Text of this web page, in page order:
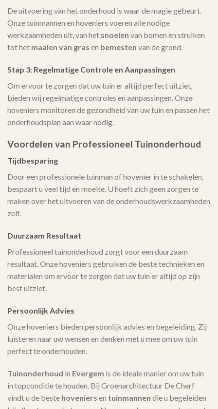
De uitvoering van het onderhoud is waar de magie gebeurt.
Onze tuinmannen en hoveniers voeren alle nodige
werkzaamheden uit, van het snoeien van bomen en struiken
tot het maaien van gras en bemesten van de grond.
Stap 3: Regelmatige Controle en Aanpassingen
Om ervoor te zorgen dat uw tuin er altijd perfect uitziet,
bieden wij regelmatige controles en aanpassingen. Onze
hoveniers monitoren de gezondheid van uw tuin en passen het
onderhoudsplan aan waar nodig.
Voordelen van Professioneel Tuinonderhoud
Tijdbesparing
Door een professionele tuinman of hovenier in te schakelen,
bespaart u veel tijd en moeite. U hoeft zich geen zorgen te
maken over het uitvoeren van de onderhoudswerkzaamheden
zelf.
Duurzaam Resultaat
Professioneel tuinonderhoud zorgt voor een duurzaam
resultaat. Onze hoveniers gebruiken de beste technieken en
materialen om ervoor te zorgen dat uw tuin er altijd op zijn
best uitziet.
Persoonlijk Advies
Onze hoveniers bieden persoonlijk advies en begeleiding. Zij
luisteren naar uw wensen en denken met u mee om uw tuin
perfect te onderhouden.
Tuinonderhoud in Evergem is de ideale manier om uw tuin
in topconditie te houden. Bij Groenarchitectuur De Cherf
vindt u de beste hoveniers en tuinmannen die u begeleiden